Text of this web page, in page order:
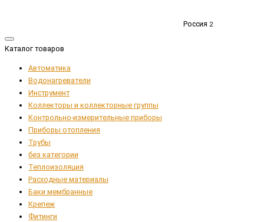
Россия 2
Каталог товаров
Автоматика
Водонагреватели
Инструмент
Коллекторы и коллекторные группы
Контрольно-измерительные приборы
Приборы отопления
Трубы
без категории
Теплоизоляция
Расходные материалы
Баки мембранные
Крепеж
Фитинги